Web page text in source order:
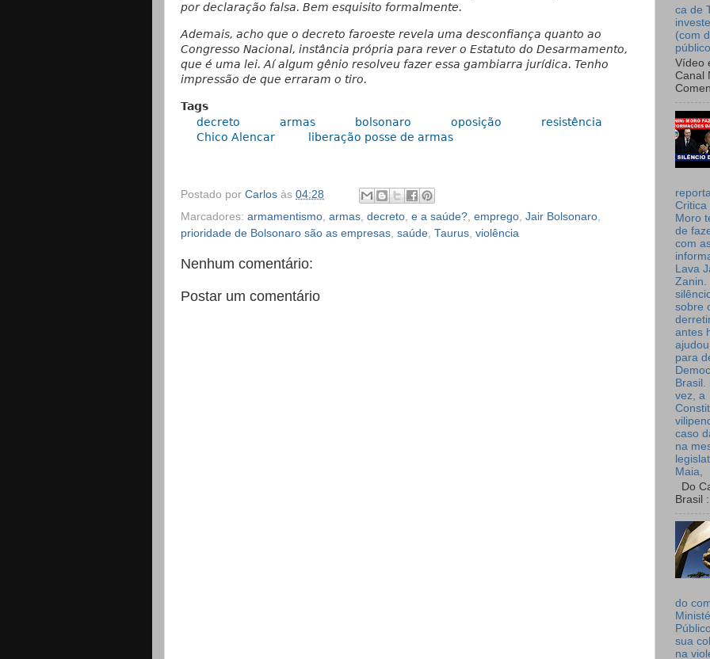
por declaração falsa. Bem esquisito formalmente.
Ademais, acho que o decreto faroeste revela uma desconfiança quanto ao
Congresso Nacional, instância própria para rever o Estatuto do Desarmamento,
que é uma lei. Aí algum gênio resolveu fazer essa gambiarra jurídica. Tenho
impressão de que erraram o tiro.
Tags
decreto
armas bolsonaro oposição
resistência
Chico Alencar
liberação posse de armas
Postado por Carlos às 04:28
Marcadores: armamentismo armas decreto e a saúde? emprego Jair Bolsonaro
prioridade de Bolsonaro são as empresas saúde Taurus violência
Nenhum comentário:
Postar um comentário
ca de
(com
Vídeo
Canal
Critica
Moro
de
com
Lava
Zanin.
sobre
antes
para
Brasil.
vez, a
caso
na
Maia,
Do
Brasil :
do
sua
na